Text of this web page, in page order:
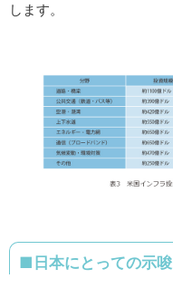
します。
■日本にとっての示唆